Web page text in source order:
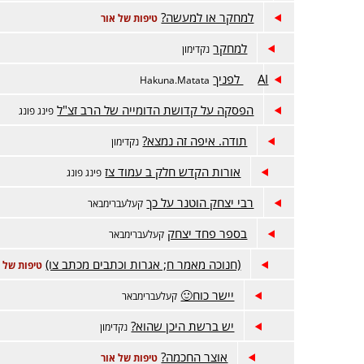
למחקר או למעשה? טיפות של אור
למחקר נקדימון
AI לפניך Hakuna.Matata
הפסקה על קדושת הדומייה של הרב זצ"ל פינג פונג
תודה. איפה זה נמצא? נקדימון
אורות הקדש חלק ב עמוד צז פינג פונג
רבי יצחק הוטנר על כך קעלעברימבאר
בספר פחד יצחק קעלעברימבאר
(חנוכה מאמר ח; אגרות וכתבים מכתב צו) טיפות של
יישר כוח🙂 קעלעברימבאר
יש ברשת היכן שהוא? נקדימון
אוצר החכמה? טיפות של אור